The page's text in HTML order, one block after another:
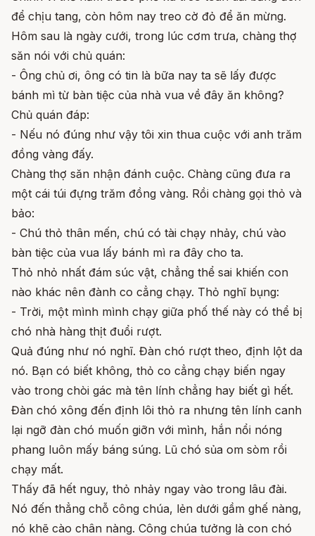
để chịu tang, còn hôm nay treo cờ đỏ để ăn mừng.
Hôm sau là ngày cưới, trong lúc cơm trưa, chàng thợ
săn nói với chủ quán:
- Ông chủ ơi, ông có tin là bữa nay ta sẽ lấy được
bánh mì từ bàn tiệc của nhà vua về đây ăn không?
Chủ quán đáp:
- Nếu nó đúng như vậy tôi xin thua cuộc với anh trăm
đồng vàng đấy.
Chàng thợ săn nhận đánh cuộc. Chàng cũng đưa ra
một cái túi đựng trăm đồng vàng. Rồi chàng gọi thỏ và
bảo:
- Chú thỏ thân mến, chú có tài chạy nhảy, chú vào
bàn tiệc của vua lấy bánh mì ra đây cho ta.
Thỏ nhỏ nhất đám súc vật, chẳng thể sai khiến con
nào khác nên đành co cẳng chạy. Thỏ nghĩ bụng:
- Trời, một mình mình chạy giữa phố thế này có thể bị
chó nhà hàng thịt đuổi rượt.
Quả đúng như nó nghĩ. Đàn chó rượt theo, định lột da
nó. Bạn có biết không, thỏ co cẳng chạy biến ngay
vào trong chòi gác mà tên lính chẳng hay biết gì hết.
Đàn chó xông đến định lôi thỏ ra nhưng tên lính canh
lại ngỡ đàn chó muốn giỡn với mình, hắn nổi nóng
phang luôn mấy báng súng. Lũ chó sủa om sòm rồi
chạy mất.
Thấy đã hết nguy, thỏ nhảy ngay vào trong lâu đài.
Nó đến thẳng chỗ công chúa, lẻn dưới gầm ghế nàng,
nó khẽ cào chân nàng. Công chúa tưởng là con chó